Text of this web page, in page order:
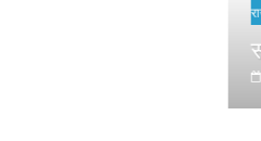
समाजवादी पार्टी